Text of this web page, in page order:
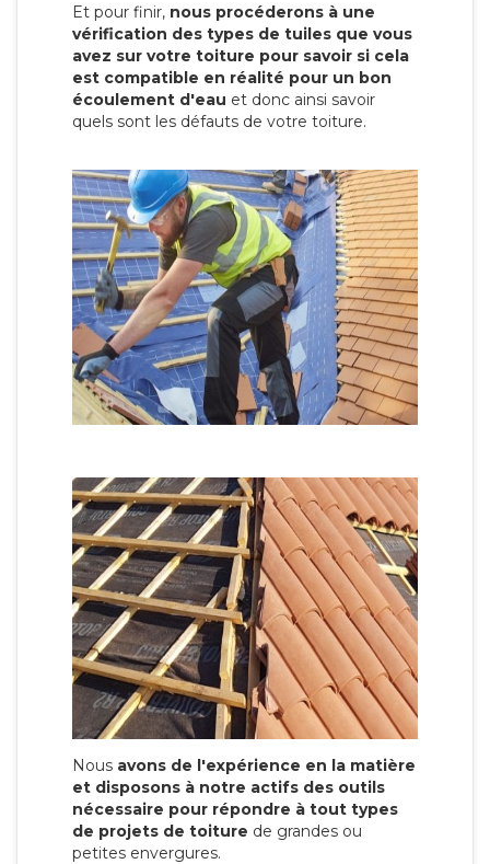
Et pour finir, nous procéderons à une
vérification des types de tuiles que vous
avez sur votre toiture pour savoir si cela
est compatible en réalité pour un bon
écoulement d'eau et donc ainsi savoir
quels sont les défauts de votre toiture.
Nous avons de l'expérience en la matière
et disposons à notre actifs des outils
nécessaire pour répondre à tout types
de projets de toiture de grandes ou
petites envergures.